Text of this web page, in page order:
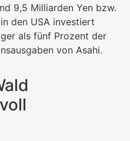
9,5 Milliarden Yen bzw.
den USA investiert
als fünf Prozent der
von Asahi.